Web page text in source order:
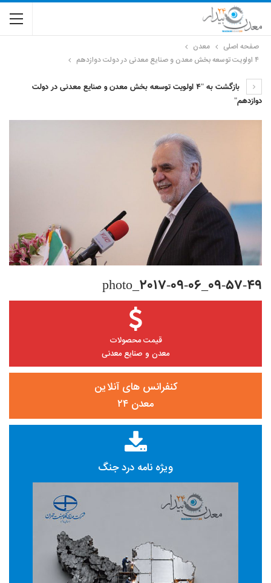
صفحه اصلی
معدن
۴ اولویت توسعه بخش معدن و صنایع معدنی در دولت دوازدهم
بازگشت به "۴ اولویت توسعه بخش معدن و صنایع معدنی در دولت
دوازدهم"
photo_2017-09-06_09-57-49
قیمت محصولات
معدن و صنایع معدنی
کنفرانس های آنلاین
معدن ۲۴
ویژه نامه درد جنگ